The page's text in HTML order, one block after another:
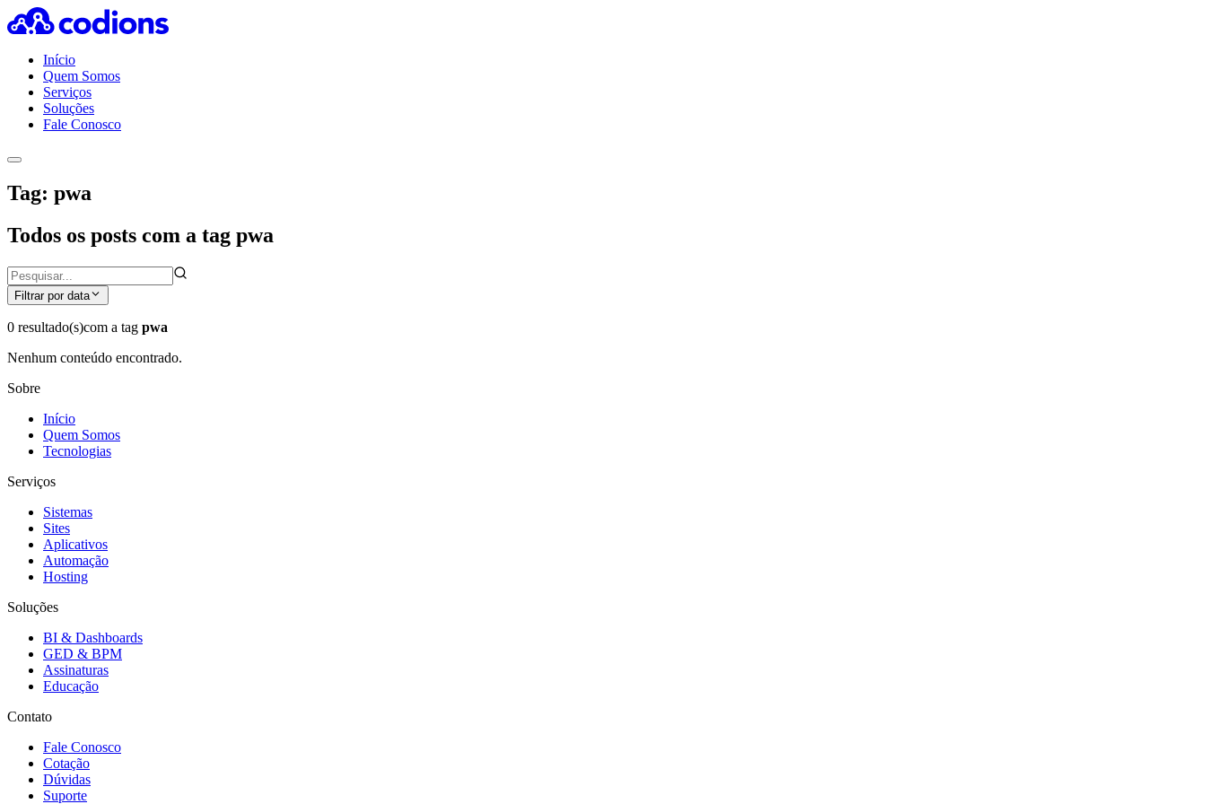
Início
Quem Somos
Serviços
Soluções
Fale Conosco
Tag: pwa
Todos os posts com a tag pwa
Filtrar por data
0 resultado(s)com a tag pwa
Nenhum conteúdo encontrado.
Sobre
Início
Quem Somos
Tecnologias
Serviços
Sistemas
Sites
Aplicativos
Automação
Hosting
Soluções
BI & Dashboards
GED & BPM
Assinaturas
Educação
Contato
Fale Conosco
Cotação
Dúvidas
Suporte